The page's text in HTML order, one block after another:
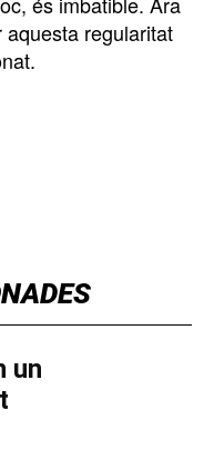
un
regularitat